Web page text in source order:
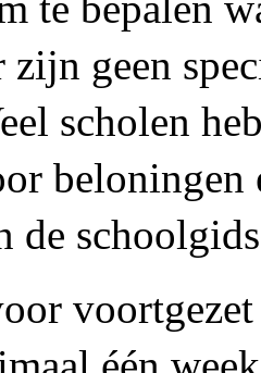
zijn geen
scholen
beloningen
de